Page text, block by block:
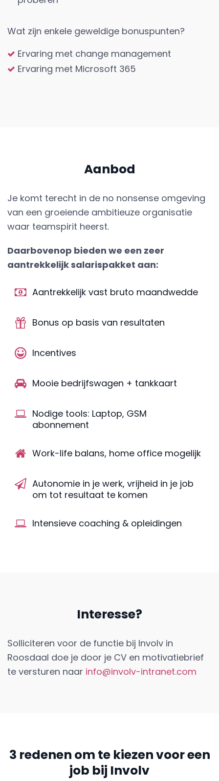
Wat zijn enkele geweldige bonuspunten?
Ervaring met change management
Ervaring met Microsoft 365
Aanbod
Je komt terecht in de no nonsense omgeving
van een groeiende ambitieuze organisatie
waar teamspirit heerst.
Daarbovenop bieden we een zeer
aantrekkelijk salarispakket aan:
Aantrekkelijk vast bruto maandwedde
Bonus op basis van resultaten
Incentives
Mooie bedrijfswagen + tankkaart
Nodige tools: Laptop, GSM
abonnement
Work-life balans, home office mogelijk
Autonomie in je werk, vrijheid in je job
om tot resultaat te komen
Intensieve coaching & opleidingen
Interesse?
Solliciteren voor de functie bij Involv in
Roosdaal doe je door je CV en motivatiebrief
te versturen naar info@involv-intranet.com
3 redenen om te kiezen voor een
job bij Involv